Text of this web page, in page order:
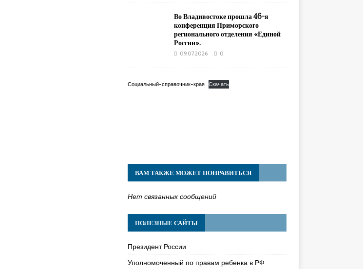
Во Владивостоке прошла 46-я
конференция Приморского
регионального отделения «Единой
России».
09.07.2026 0
Социальный-справочник-края Скачать
ВАМ ТАКЖЕ МОЖЕТ ПОНРАВИТЬСЯ
Нет связанных сообщений
ПОЛЕЗНЫЕ САЙТЫ
Президент России
Уполномоченный по правам ребенка в РФ